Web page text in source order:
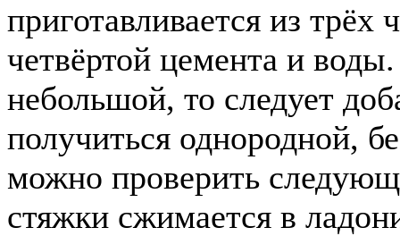
приготавливается из трёх
четвёртой цемента и
небольшой, то следует
получиться однородной,
можно проверить
стяжки сжимается в